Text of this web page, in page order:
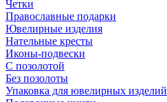
Четки
Православные подарки
Ювелирные изделия
Нательные кресты
Иконы-подвески
С позолотой
Без позолоты
Упаковка для ювелирных изделий